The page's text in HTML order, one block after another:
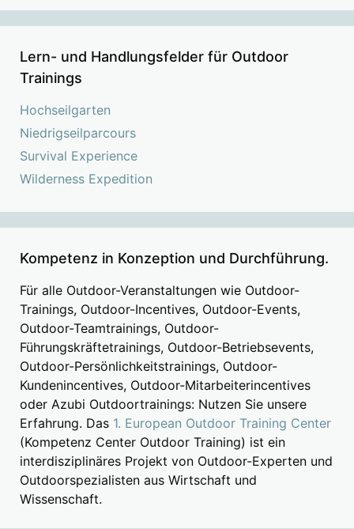
Lern- und Handlungsfelder für Outdoor
Trainings
Hochseilgarten
Niedrigseilparcours
Survival Experience
Wilderness Expedition
Kompetenz in Konzeption und Durchführung.
Für alle Outdoor-Veranstaltungen wie Outdoor-
Trainings, Outdoor-Incentives, Outdoor-Events,
Outdoor-Teamtrainings, Outdoor-
Führungskräftetrainings, Outdoor-Betriebsevents,
Outdoor-Persönlichkeitstrainings, Outdoor-
Kundenincentives, Outdoor-Mitarbeiterincentives
oder Azubi Outdoortrainings: Nutzen Sie unsere
Erfahrung. Das 1. European Outdoor Training Center
(Kompetenz Center Outdoor Training) ist ein
interdisziplinäres Projekt von Outdoor-Experten und
Outdoorspezialisten aus Wirtschaft und
Wissenschaft.